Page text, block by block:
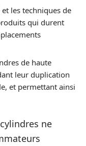
les techniques de
qui durent
de haute
leur duplication
et permettant ainsi
ne